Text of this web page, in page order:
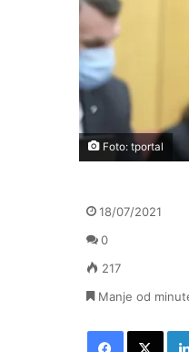
Foto: tportal
18/07/2021
0
217
Manje od
Facebook
X